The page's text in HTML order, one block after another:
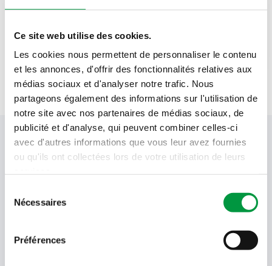
Ce site web utilise des cookies.
Les cookies nous permettent de personnaliser le contenu
et les annonces, d'offrir des fonctionnalités relatives aux
médias sociaux et d'analyser notre trafic. Nous
partageons également des informations sur l'utilisation de
notre site avec nos partenaires de médias sociaux, de
publicité et d'analyse, qui peuvent combiner celles-ci
avec d'autres informations que vous leur avez fournies
ou qu'ils ont collectées lors de votre utilisation de leurs
Nécessaires
Préférences
0.5c. à c.
Sel marin Alnatura
0.5 c. à c. poivre noir moulu
Votre newsletter Cactus
Offres, recettes, promotions et offres exclusives en
avant-première ! Recevez-les dans votre boîte de
Votre